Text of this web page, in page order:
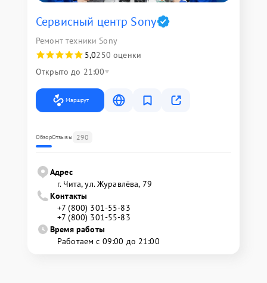
Сервисный центр Sony
Ремонт техники Sony
5,0250 оценки
Открыто до 21:00
Маршрут
ОбзорОтзывы 290
Адрес
г. Чита, ул. Журавлёва, 79
Контакты
+7 (800) 301-55-83
+7 (800) 301-55-83
Время работы
Работаем с 09:00 до 21:00